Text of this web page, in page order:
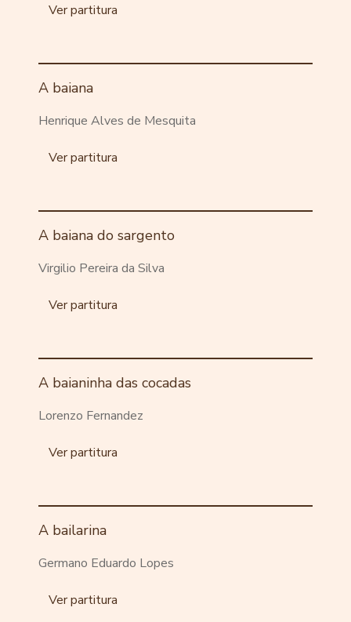
Ver partitura
A baiana
Henrique Alves de Mesquita
Ver partitura
A baiana do sargento
Virgilio Pereira da Silva
Ver partitura
A baianinha das cocadas
Lorenzo Fernandez
Ver partitura
A bailarina
Germano Eduardo Lopes
Ver partitura